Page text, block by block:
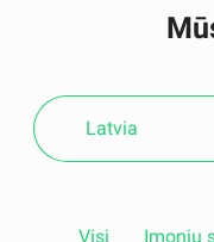
Latvia
Visi
Įmonių